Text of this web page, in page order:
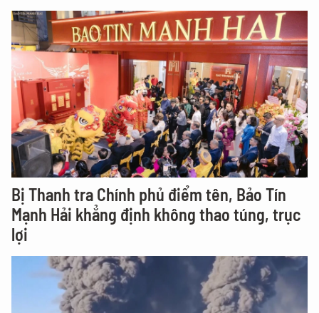
Bị Thanh tra Chính phủ điểm tên, Bảo Tín
Mạnh Hải khẳng định không thao túng, trục
lợi